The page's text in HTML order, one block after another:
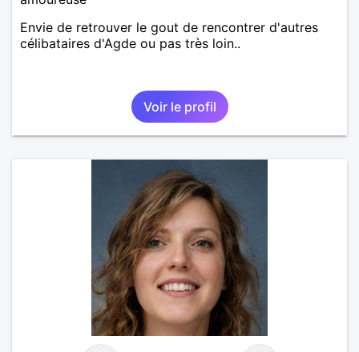
Envie de retrouver le gout de rencontrer d'autres
célibataires d'Agde ou pas très loin..
Voir le profil